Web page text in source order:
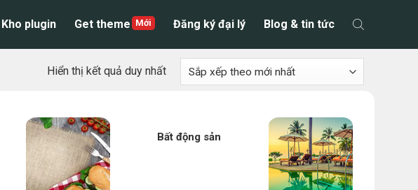
Kho plugin Get theme Đăng ký đại lý Blog & tin tức
Hiển thị kết quả duy nhất
Bất động sản